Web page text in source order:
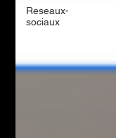
Reseaux-
sociaux